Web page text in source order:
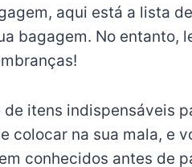
aqui está a lista
bagagem. No entanto,
itens indispensáveis
colocar na sua mala, e
conhecidos antes de